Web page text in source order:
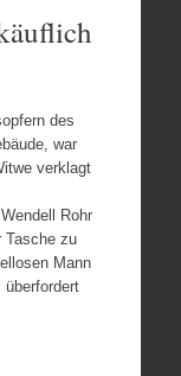
des
war
verklagt
Rohr
Tasche zu
Mann
überfordert